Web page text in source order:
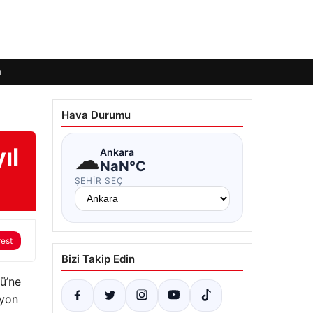
Hava Durumu
☁Ankara
NaN°C
ŞEHIR SEÇ
Bizi Takip Edin